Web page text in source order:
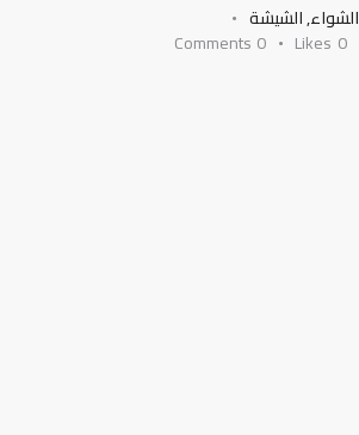
الشواء,الشيشة
0
Likes
0
Comments